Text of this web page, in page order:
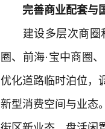
完善商业配套与
建设多层次商圈和
圈、前海·宝中商圈
优化道路临时泊位，
新型消费空间与业态